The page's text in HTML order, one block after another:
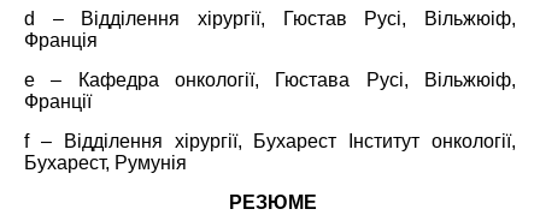
d – Відділення хірургії, Гюстав Русі, Вільжюіф,
Франція
e – Кафедра онкології, Гюстава Русі, Вільжюіф,
Франції
f – Відділення хірургії, Бухарест Інститут онкології,
Бухарест, Румунія
РЕЗЮМЕ